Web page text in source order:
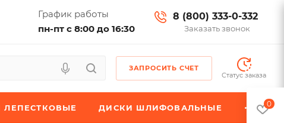
График работы
пн-пт с 8:00 до 16:30
8 (800) 333-0-332
Заказать звонок
ЗАПРОСИТЬ СЧЕТ
Статус заказа
ЛЕПЕСТКОВЫЕ ДИСКИ ШЛИФОВАЛЬНЫЕ 0